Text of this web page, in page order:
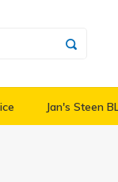
Jan's Steen